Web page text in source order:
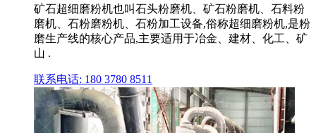
矿石超细磨粉机也叫石头粉磨机、矿石粉磨机、石料粉
磨机、石粉磨粉机、石粉加工设备,俗称超细磨粉机,是粉
磨生产线的核心产品,主要适用于冶金、建材、化工、矿
山 .
联系电话: 180 3780 8511